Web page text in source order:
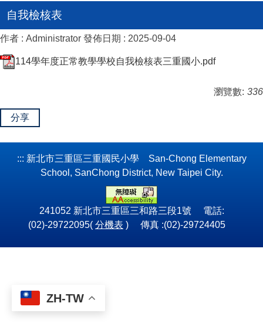
ZH-TW
自我檢核表
作者 : Administrator 發佈日期 : 2025-09-04
114學年度正常教學學校自我檢核表三重國小.pdf
瀏覽數: 336
分享
::: 新北市三重區三重國民小學 San-Chong Elementary
School, SanChong District, New Taipei City.
241052 新北市三重區三和路三段1號 電話:
(02)-29722095( 分機表 ) 傳真 :(02)-29724405